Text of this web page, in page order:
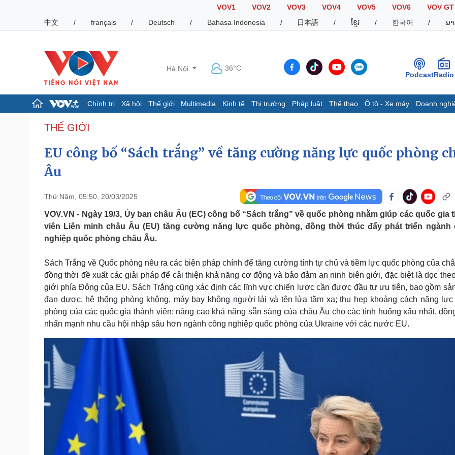
VOV1 VOV2 VOV3 VOV4 VOV5 VOV6
VOV GT
中文
/ français / Deutsch / Bahasa Indonesia / 日本語 / ខ្មែរ / 한국어 / ພ
Hà Nội 36°C
PodcastRadio
Chính trị Xã hội Thế giới Multimedia Kinh tế Thị trường Pháp luật Thể thao Ô tô - Xe máy Doanh
Chính trị
Tổ chức nhân sự
Quốc hội
Nhận diện sự thật
Dự báo thời tiết
Giáo dục
Cuộc sống đó đây
Hồ sơ
Ảnh
E-Magazine
Pháp luật
Vụ án
Tin nóng
Tư vấn luật
Quân sự - Quốc phòng
Vũ khí
Việt Nam
Phân tích
Thể thao
Bóng đá
Lịch thi đấu bóng đá
Hậu trường
Ô tô - Xe máy
Ô tô
Sức khỏe
Dinh dưỡng - món ngon
Cây thuốc
Sản phụ khoa
Nhi khoa
Nam khoa
Làm đẹp - giảm cân
Phòng mạch online
Ăn sạch sống khỏe
Đời sống
Nhà đẹp
Blog
Tình yêu - Gia đình
Văn hóa
Sân khấu - Điện ảnh
Văn học
Âm nhạc
Di sản
Giải trí
Nghệ sĩ
Thời trang
Cải chính
THẾ GIỚI
EU công bố “Sách trắng” về tăng cường năng lực quốc phòng
Âu
Thứ Năm, 05:50, 20/03/2025
VOV.VN - Ngày 19/3, Ủy ban châu Âu (EC) công bố “Sách trắng” về quốc phòng nhằm giúp các quốc gia
viên Liên minh châu Âu (EU) tăng cường năng lực quốc phòng, đồng thời thúc đẩy phát triển ngành
nghiệp quốc phòng châu Âu.
Sách Trắng về Quốc phòng nêu ra các biện pháp chính để tăng cường tính tự chủ và tiềm lực quốc phòng của
đồng thời đề xuất các giải pháp để cải thiện khả năng cơ động và bảo đảm an ninh biên giới, đặc biệt là dọc
giới phía Đông của EU. Sách Trắng cũng xác định các lĩnh vực chiến lược cần được đầu tư ưu tiên, bao gồm
đạn dược, hệ thống phòng không, máy bay không người lái và tên lửa tầm xa; thu hẹp khoảng cách năng lực
phòng của các quốc gia thành viên; nâng cao khả năng sẵn sàng của châu Âu cho các tình huống xấu nhất,
nhấn mạnh nhu cầu hội nhập sâu hơn ngành công nghiệp quốc phòng của Ukraine với các nước EU.